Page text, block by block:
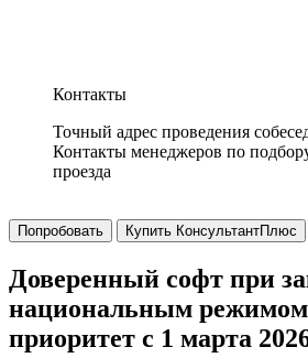
Контакты
Точный адрес проведения
Контакты менеджеров по
проезда
Попробовать Купить КонсультантПлюс
Доверенный софт при
национальным
приоритет с 1 марта